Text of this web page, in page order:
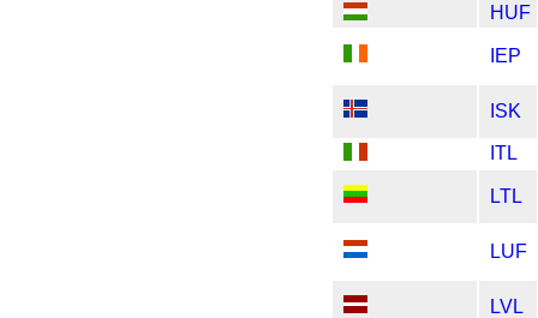
HUF
IEP
ISK
ITL
LTL
LUF
LVL